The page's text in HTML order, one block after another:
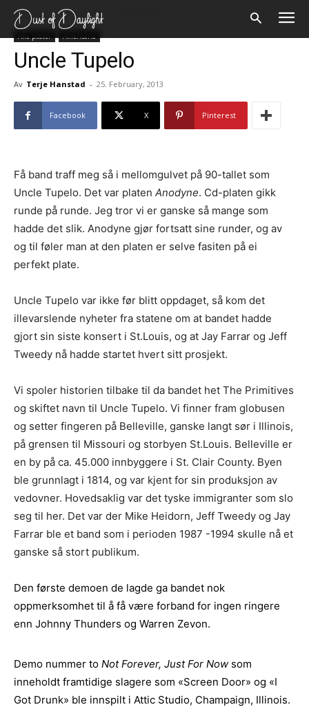
Forsiden Alle poster
Alle poster Americana
Uncle Tupelo
Av Terje Hanstad - 25. February, 2013
Facebook X Pinterest
Få band traff meg så i mellomgulvet på 90-tallet som
Uncle Tupelo. Det var platen Anodyne. Cd-platen gikk
runde på runde. Jeg tror vi er ganske så mange som
hadde det slik. Anodyne gjør fortsatt sine runder, og av
og til føler man at den platen er selve fasiten på ei
perfekt plate.
Uncle Tupelo var ikke før blitt oppdaget, så kom det
illevarslende nyheter fra statene om at bandet hadde
gjort sin siste konsert i St.Louis, og at Jay Farrar og Jeff
Tweedy nå hadde startet hvert sitt prosjekt.
Vi spoler historien tilbake til da bandet het The Primitives
og skiftet navn til Uncle Tupelo. Vi finner fram globusen
og setter fingeren på Belleville, ganske langt sør i Illinois,
på grensen til Missouri og storbyen St.Louis. Belleville er
en by på ca. 45.000 innbyggere i St. Clair County. Byen
ble grunnlagt i 1814, og var kjent for sin produksjon av
vedovner. Hovedsaklig var det tyske immigranter som slo
seg til her. Det var der Mike Heidorn, Jeff Tweedy og Jay
Farrar ble et band som i perioden 1987 -1994 skulle nå et
ganske så stort publikum.
Den første demoen de lagde ga bandet nok
oppmerksomhet til å få være forband for ingen ringere
enn Johnny Thunders og Warren Zevon.
Demo nummer to Not Forever, Just For Now som
inneholdt framtidige slagere som «Screen Door» og «I
Got Drunk» ble innspilt i Attic Studio, Champaign, Illinois.